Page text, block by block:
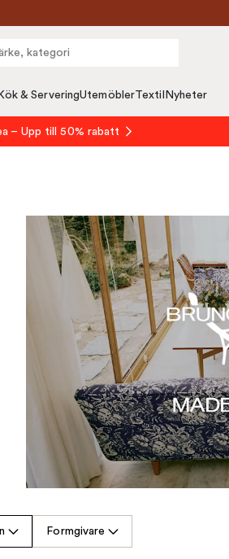
& ServeringUtemöblerTextil Nyheter
– Upp till 50% rabatt
Formgivare